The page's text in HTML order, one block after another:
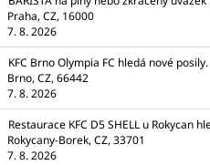
Praha, CZ, 16000
7. 8. 2026
KFC Brno Olympia FC hledá nové
Brno, CZ, 66442
7. 8. 2026
Restaurace KFC D5 SHELL u Rokycan
Rokycany-Borek, CZ, 33701
7. 8. 2026